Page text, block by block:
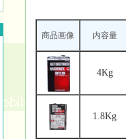
商品画像 内容量
4Kg
1.8Kg